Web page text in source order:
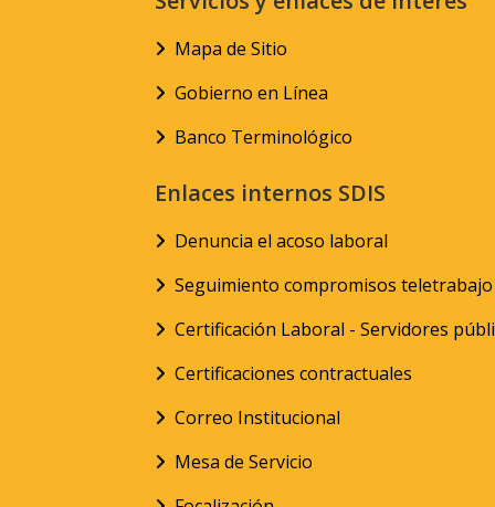
Mapa de Sitio
Gobierno en Línea
Banco Terminológico
Enlaces internos SDIS
Denuncia el acoso laboral
Seguimiento compromisos teletrabajo
Certificación Laboral - Servidores
Certificaciones contractuales
Correo Institucional
Mesa de Servicio